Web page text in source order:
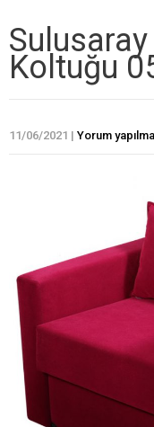
Koltuğu
11/06/2021 | Yorum